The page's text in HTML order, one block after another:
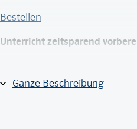
Ganze Beschreibung
Bestellen
Unterricht zeitsparend
von der digitalen